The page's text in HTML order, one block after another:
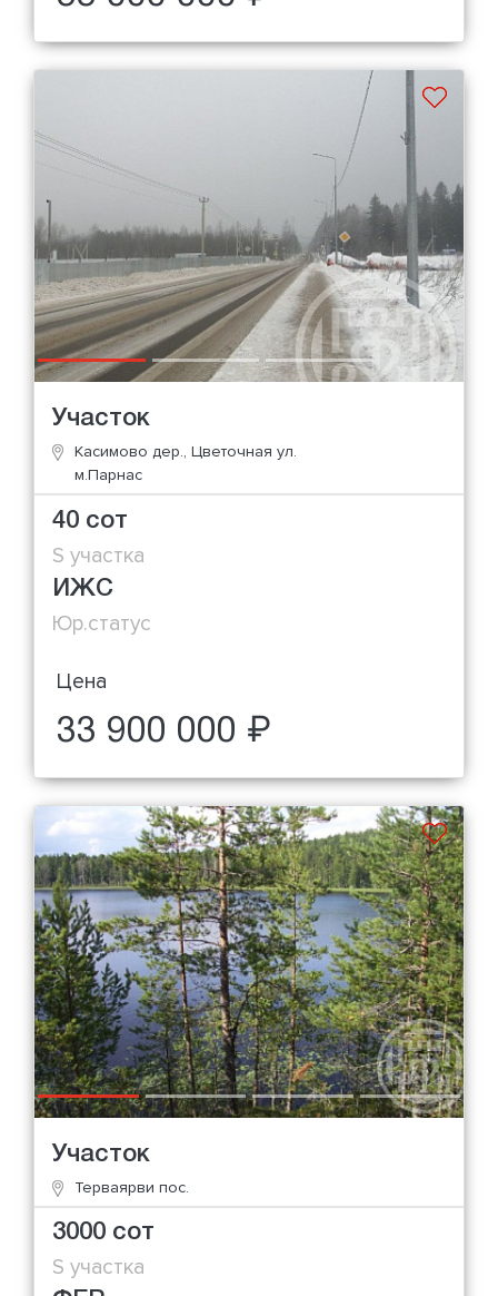
Участок
Касимово дер., Цветочная ул.
м.Парнас
40 сот
S участка
ИЖС
Юр.статус
Цена
33 900 000 ₽
Участок
Терваярви пос.
3000 сот
S участка